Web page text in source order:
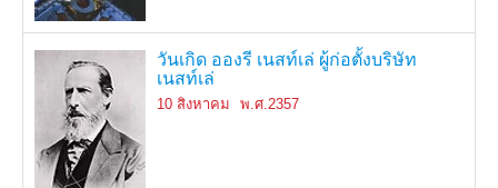
ฮันส์ คริสเตียน แอนเดอร์เสน เสียชีวิต
วันเกิด นีล อาร์มสตรอง นักบินอวกาศ
ชาวอเมริกันและมนุษย์คนแรกที่เหยียบ
สหรัฐอเมริกาทิ้งระเบิดปรมาณูลูกแรก
ในสงครามโลกครั้งที่สอง
6 สิงหาคม พ.ศ.2488
วันเกิด มาตา ฮารี นางระบำชาว
เนเธอร์แลนด์
โทมัส เอดิสัน ได้รับสิทธิบัตรเครื่องพิมพ์
ปรุไข
8 สิงหาคม
แฮร์มันน์ เฮสเส นักเขียนชาวเยอรมันเสีย
ชีวิต
9 สิงหาคม พ.ศ.2505
วันเกิด อองรี เนสท์เล่ ผู้ก่อตั้งบริษัท
เนสท์เล่
10 สิงหาคม พ.ศ.2357
พ.ศ.2423
15 สิงหาคม พ.ศ.2442
วันสันติภาพไทย
16 สิงหาคม
ออนอเร เดอ บัลซัคนักเขียนนวนิยาย
ฝรั่งเศสเสียชีวิต
18 สิงหาคม พ.ศ.2392
รัชกาลที่ 5 โปรดให้ตราพระราชบัญญัติ
พิกัดเกษียณอายุลูกทาสไทย
21 สิงหาคม พ.ศ.2417
พระวรวงศ์เธอ พระองค์เจ้าวิวัฒนไชย
สิ้นพระชนม์
วันเกิด ศักดิ์สิริ มีสมสืบ กวีซีไรต์ประจำปี
2535
23 สิงหาคม พ.ศ.2500
24 สิงหาคม พ.ศ.2502
วันเกิด ยัสเซอร์ อาราฟัต ผู้นำปาเลสไตน์
ภูเขาไฟกรากาตัวในประเทศอินโดนีเซีย
ระเบิด
26 สิงหาคม พ.ศ.2426